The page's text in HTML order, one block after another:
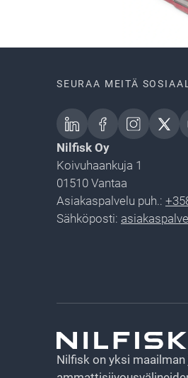
SEURAA MEITÄ
Nilfisk Oy
Koivuhaankuja 1
01510 Vantaa
Asiakaspalvelu puh.:
Sähköposti:
Nilfisk on yksi